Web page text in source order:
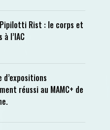
Rist : le corps et
l’IAC
réussi au MAMC+ de